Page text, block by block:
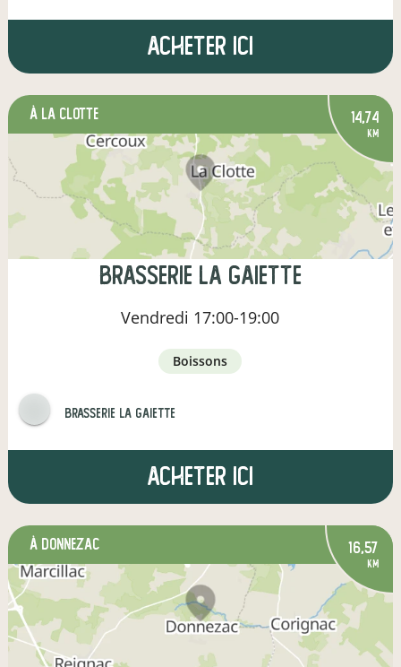
Acheter ici
à La Clotte 14,74
km
Brasserie la gaiette
Vendredi 17:00-19:00
boissons
Brasserie la gaiette
Acheter ici
à Donnezac 16,57
km